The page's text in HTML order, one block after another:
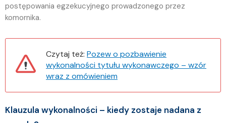
postępowania egzekucyjnego prowadzonego przez
komornika.
Czytaj też: Pozew o pozbawienie
wykonalności tytułu wykonawczego – wzór
wraz z omówieniem
Klauzula wykonalności – kiedy zostaje nadana z